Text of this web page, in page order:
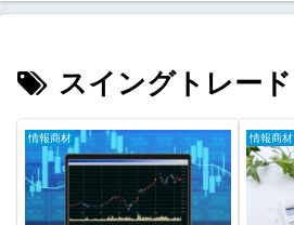
スイングトレード
情報商材 情報商材